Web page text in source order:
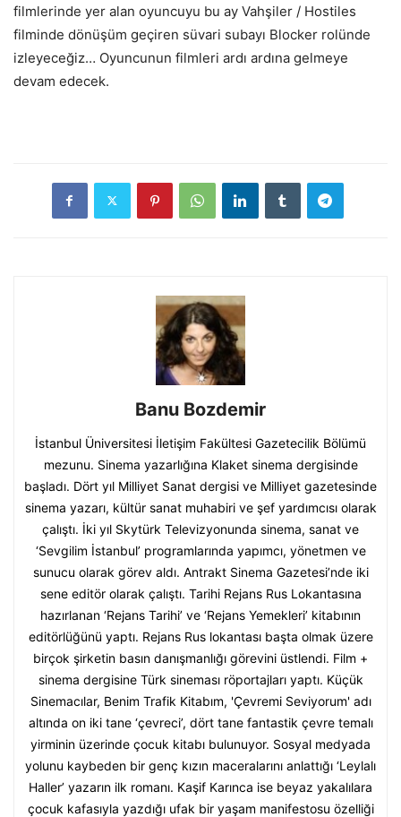
filmlerinde yer alan oyuncuyu bu ay Vahşiler / Hostiles
filminde dönüşüm geçiren süvari subayı Blocker rolünde
izleyeceğiz… Oyuncunun filmleri ardı ardına gelmeye
devam edecek.
Banu Bozdemir
İstanbul Üniversitesi İletişim Fakültesi Gazetecilik Bölümü
mezunu. Sinema yazarlığına Klaket sinema dergisinde
başladı. Dört yıl Milliyet Sanat dergisi ve Milliyet gazetesinde
sinema yazarı, kültür sanat muhabiri ve şef yardımcısı olarak
çalıştı. İki yıl Skytürk Televizyonunda sinema, sanat ve
‘Sevgilim İstanbul’ programlarında yapımcı, yönetmen ve
sunucu olarak görev aldı. Antrakt Sinema Gazetesi’nde iki
sene editör olarak çalıştı. Tarihi Rejans Rus Lokantasına
hazırlanan ‘Rejans Tarihi’ ve ‘Rejans Yemekleri’ kitabının
editörlüğünü yaptı. Rejans Rus lokantası başta olmak üzere
birçok şirketin basın danışmanlığı görevini üstlendi. Film +
sinema dergisine Türk sineması röportajları yaptı. Küçük
Sinemacılar, Benim Trafik Kitabım, 'Çevremi Seviyorum' adı
altında on iki tane ‘çevreci’, dört tane fantastik çevre temalı
yirminin üzerinde çocuk kitabı bulunuyor. Sosyal medyada
yolunu kaybeden bir genç kızın maceralarını anlattığı ‘Leylalı
Haller’ yazarın ilk romanı. Kaşif Karınca ise beyaz yakalılara
çocuk kafasıyla yazdığı ufak bir yaşam manifestosu özelliği